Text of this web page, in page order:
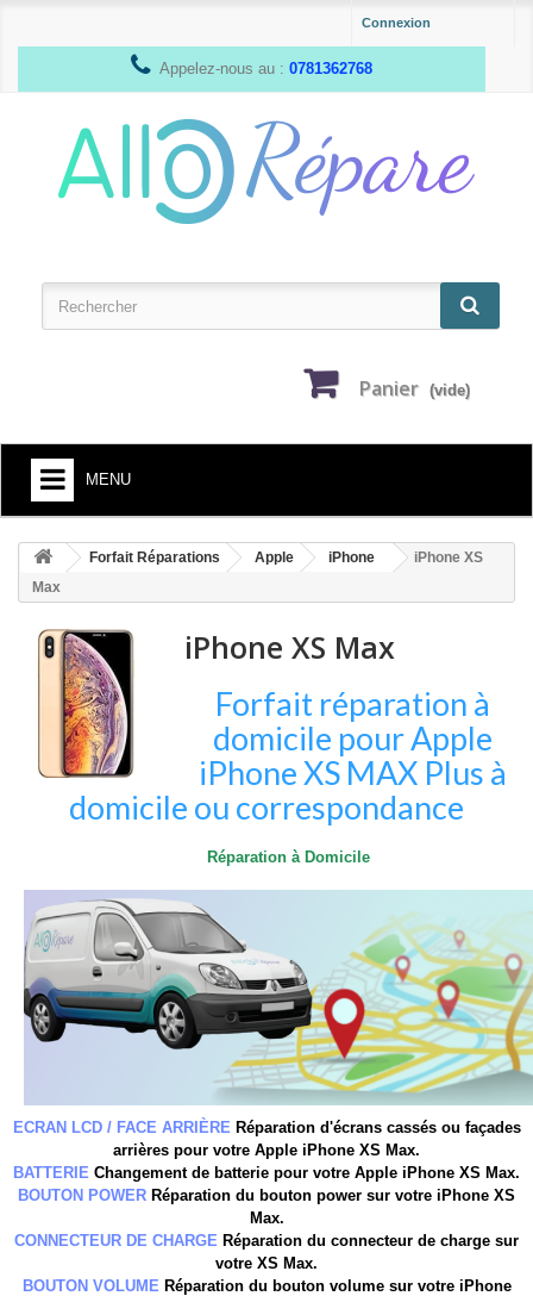
Connexion
Appelez-nous au : 0781362768
Panier (vide)
MENU
HOME
ACCUEIL
SMARTPHONE ET TABLETTE
DÉPANNAGE INFORMATIQUE À DOMICILE
ASSISTANCE DÉPANNAGE INFORMATIQUE À DISTANCE
ZONE DE DÉPLACEMENT
RÉPARATION DE PC À DOMICILE
Forfait Réparations Apple iPhone
iPhone XS
Max
iPhone XS Max
Forfait réparation à
domicile pour Apple
iPhone XS MAX Plus à
domicile ou correspondance
Réparation à Domicile
ECRAN LCD / FACE ARRIÈRE Réparation d'écrans cassés ou façades
arrières pour votre Apple iPhone XS Max.
BATTERIE Changement de batterie pour votre Apple iPhone XS Max.
BOUTON POWER Réparation du bouton power sur votre iPhone XS
Max.
CONNECTEUR DE CHARGE Réparation du connecteur de charge sur
votre XS Max.
BOUTON VOLUME Réparation du bouton volume sur votre iPhone